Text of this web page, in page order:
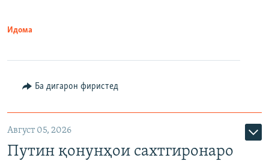
Идома
Ба дигарон фиристед
Август 05, 2026
Путин қонунҳои сахтгиронаро